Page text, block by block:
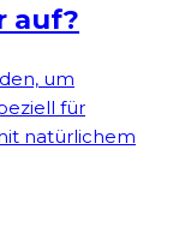
auf?
um
für
natürlichem